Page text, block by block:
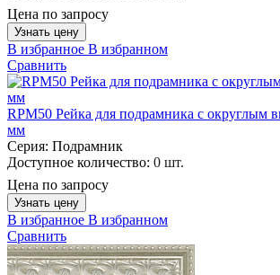
Цена по запросу
Узнать цену
В избранное В избранном
Сравнить
RPM50 Рейка для подрамника с округлым
мм
Серия: Подрамник
Доступное количество: 0 шт.
Цена по запросу
Узнать цену
В избранное В избранном
Сравнить